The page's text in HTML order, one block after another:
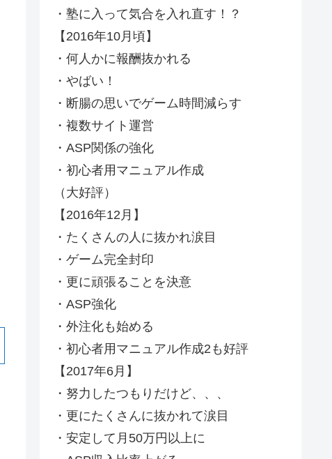
・塾に入って気合を入れ直す！？
【2016年10月頃】
・何人かに報酬抜かれる
・やばい！
・断腸の思いでゲーム時間減らす
・複数サイト運営
・ASP関係の強化
・初心者用マニュアル作成
（大好評）
【2016年12月】
・たくさんの人に抜かれ涙目
・ゲーム完全封印
・更に頑張ることを決意
・ASP強化
・外注化も始める
・初心者用マニュアル作成2も好評
【2017年6月】
・努力したつもりだけど、、、
・更にたくさんに抜かれて涙目
・安定して月50万円以上に